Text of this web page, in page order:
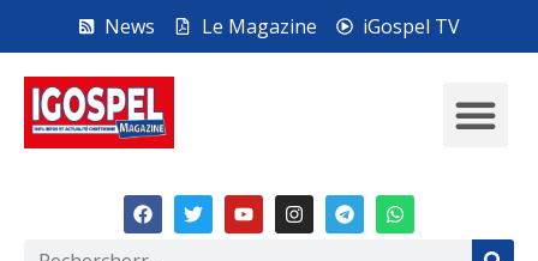
News Le Magazine iGospel TV